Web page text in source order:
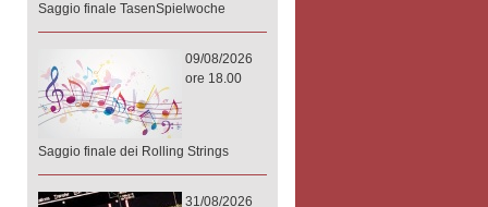
Saggio finale TasenSpielwoche
09/08/2026
ore 18.00
Saggio finale dei Rolling Strings
31/08/2026